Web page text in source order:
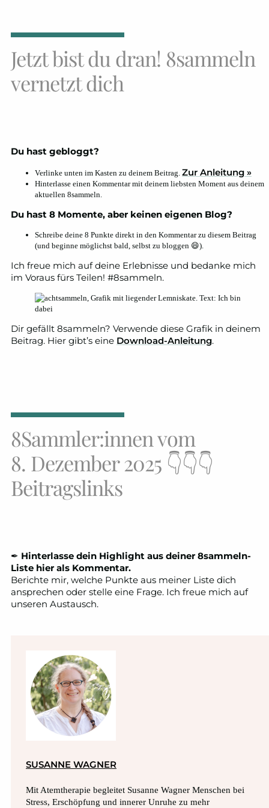
Jetzt bist du dran! 8sammeln
vernetzt dich
Du hast gebloggt?
Verlinke unten im Kasten zu deinem Beitrag. Zur Anleitung »
Hinterlasse einen Kommentar mit deinem liebsten Moment aus deinem
aktuellen 8sammeln.
Du hast 8 Momente, aber keinen eigenen Blog?
Schreibe deine 8 Punkte direkt in den Kommentar zu diesem Beitrag
(und beginne möglichst bald, selbst zu bloggen 😄).
Ich freue mich auf deine Erlebnisse und bedanke mich
im Voraus fürs Teilen! #8sammeln.
Dir gefällt 8sammeln? Verwende diese Grafik in deinem
Beitrag. Hier gibt’s eine Download-Anleitung.
8Sammler:innen vom
8. Dezember 2025 👇👇👇
Beitragslinks
✒ Hinterlasse dein Highlight aus deiner 8sammeln-
Liste hier als Kommentar.
Berichte mir, welche Punkte aus meiner Liste dich
ansprechen oder stelle eine Frage. Ich freue mich auf
unseren Austausch.
SUSANNE WAGNER
Mit Atemtherapie begleitet Susanne Wagner Menschen bei
Stress, Erschöpfung und innerer Unruhe zu mehr